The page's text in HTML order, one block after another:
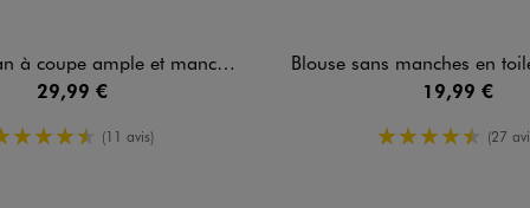
ample et manches courtes femme
29,99 €
4.5/5 de moyenne
(11 avis)
Blouse sans manches en toile denim
19,99 €
4.5/5 de(27